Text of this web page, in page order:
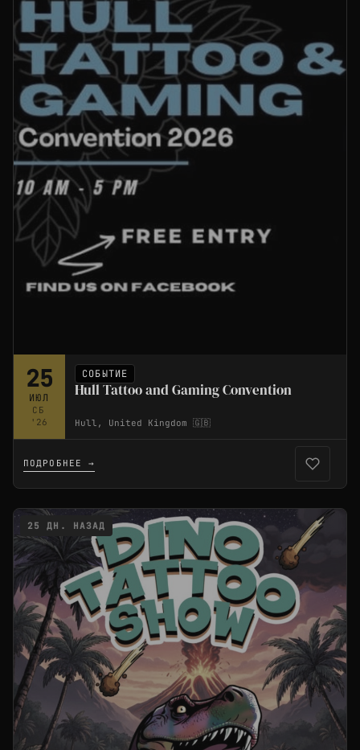
25
ИЮЛ
СБ
'26
СОБЫТИЕ
Hull Tattoo and Gaming Convention
Hull, United Kingdom 🇬🇧
ПОДРОБНЕЕ →
25 ДН. НАЗАД